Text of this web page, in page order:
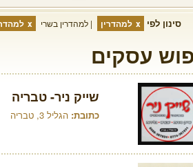
סינון לפי למהדרין למהדרין בשרי
עסקים
שייק ניר- טבריה
כתובת: הגליל 3, טבריה